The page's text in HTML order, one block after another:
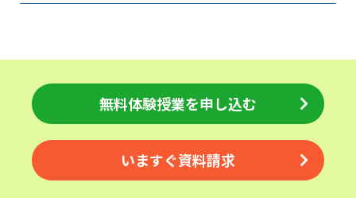
無料体験授業を申し込む
いますぐ資料請求